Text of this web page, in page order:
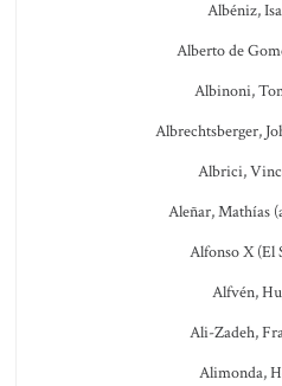
Albéniz,
Alberto de
Albinoni,
Albrechtsberger,
Albrici,
Aleñar, Mathías
Alfonso X (El
Alfvén,
Ali-Zadeh,
Alimonda,